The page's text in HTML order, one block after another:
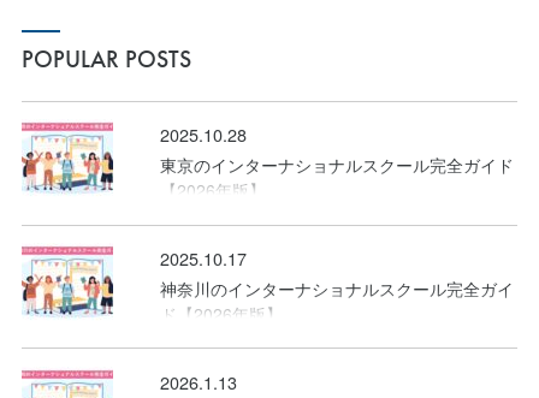
POPULAR POSTS
2025.10.28
東京のインターナショナルスクール完全ガイド
【2026年版】
2025.10.17
神奈川のインターナショナルスクール完全ガイ
ド【2026年版】
2026.1.13